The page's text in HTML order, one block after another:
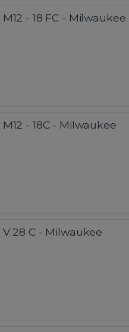
- 18 FC - Milwaukee
- 18C - Milwaukee
28 C - Milwaukee